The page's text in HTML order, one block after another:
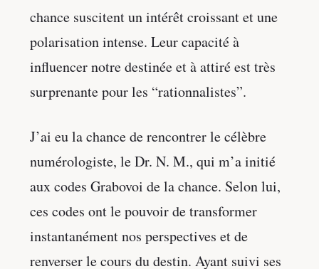
chance suscitent un intérêt croissant et une
polarisation intense. Leur capacité à
influencer notre destinée et à attiré est très
surprenante pour les “rationnalistes”.
J’ai eu la chance de rencontrer le célèbre
numérologiste, le Dr. N. M., qui m’a initié
aux codes Grabovoi de la chance. Selon lui,
ces codes ont le pouvoir de transformer
instantanément nos perspectives et de
renverser le cours du destin. Ayant suivi ses